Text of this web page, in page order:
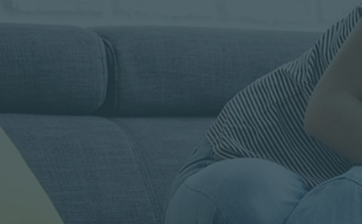
Rayon